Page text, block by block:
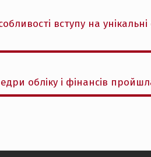
вступу на
обліку і фінансів